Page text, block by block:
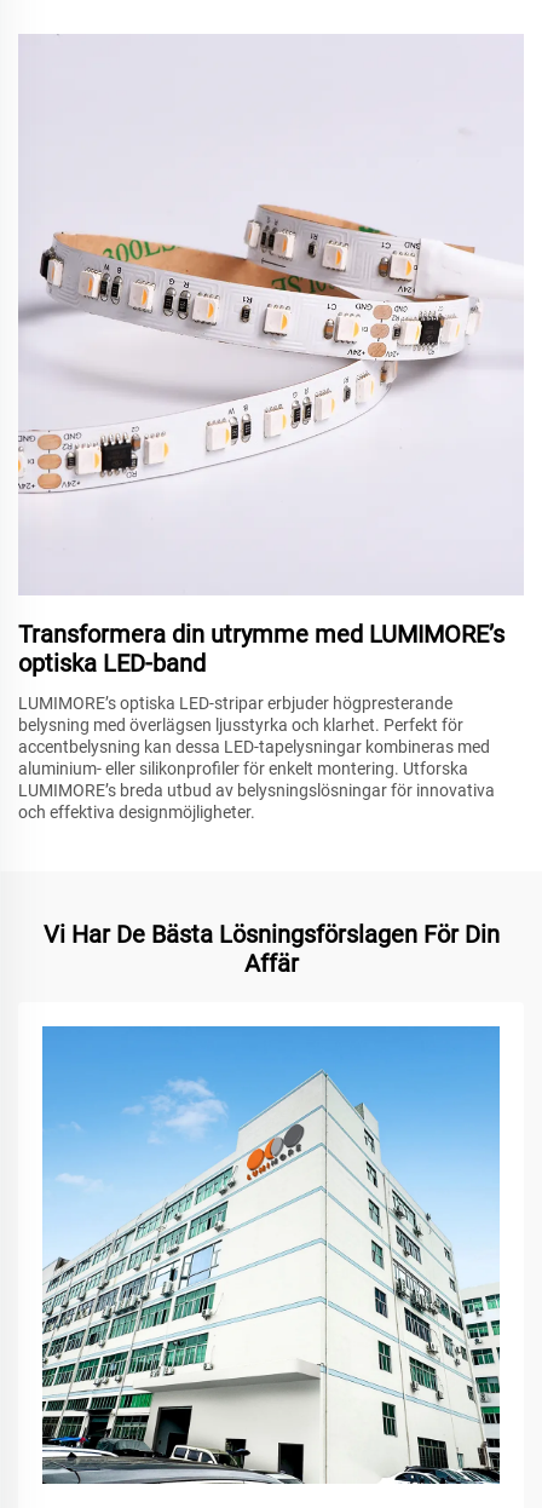
Transformera din utrymme med LUMIMORE’s
optiska LED-band
LUMIMORE’s optiska LED-stripar erbjuder högpresterande
belysning med överlägsen ljusstyrka och klarhet. Perfekt för
accentbelysning kan dessa LED-tapelysningar kombineras med
aluminium- eller silikonprofiler för enkelt montering. Utforska
LUMIMORE’s breda utbud av belysningslösningar för innovativa
och effektiva designmöjligheter.
Vi Har De Bästa Lösningsförslagen För Din
Affär